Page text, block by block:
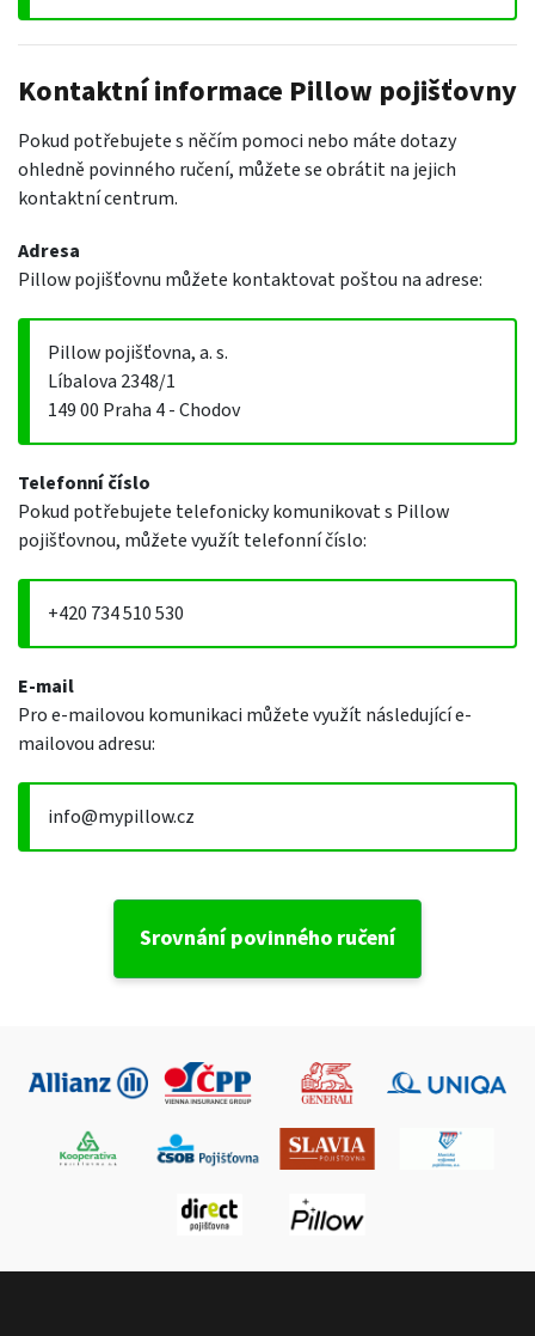
Kontaktní informace Pillow pojišťovny
Pokud potřebujete s něčím pomoci nebo máte dotazy
ohledně povinného ručení, můžete se obrátit na jejich
kontaktní centrum.
Adresa
Pillow pojišťovnu můžete kontaktovat poštou na adrese:
Pillow pojišťovna, a. s.
Líbalova 2348/1
149 00 Praha 4 - Chodov
Telefonní číslo
Pokud potřebujete telefonicky komunikovat s Pillow
pojišťovnou, můžete využít telefonní číslo:
+420 734 510 530
E-mail
Pro e-mailovou komunikaci můžete využít následující e-
mailovou adresu:
info@mypillow.cz
Srovnání povinného ručení